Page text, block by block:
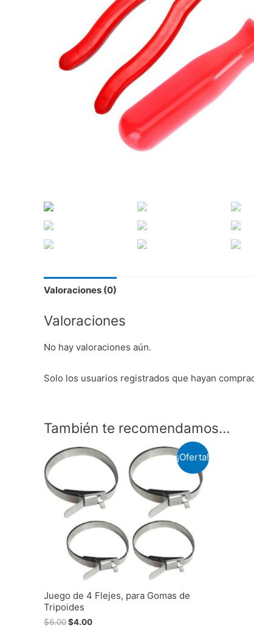
Valoraciones (0)
Valoraciones
No hay valoraciones aún.
Solo los usuarios registrados que hayan
También te recomendamos…
¡Oferta!
Juego de 4 Flejes, para Gomas de
Tripoides
$6.00$4.00